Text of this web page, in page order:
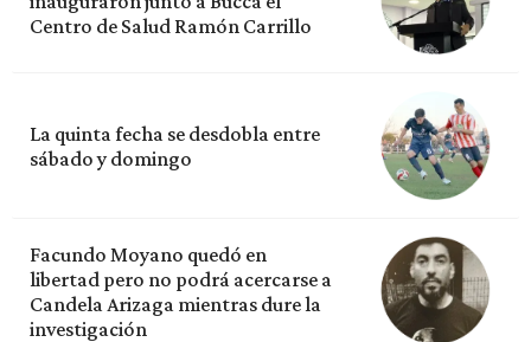
Centro de Salud Ramón Carrillo
La quinta fecha se desdobla entre
sábado y domingo
Facundo Moyano quedó en
libertad pero no podrá acercarse a
Candela Arizaga mientras dure la
investigación